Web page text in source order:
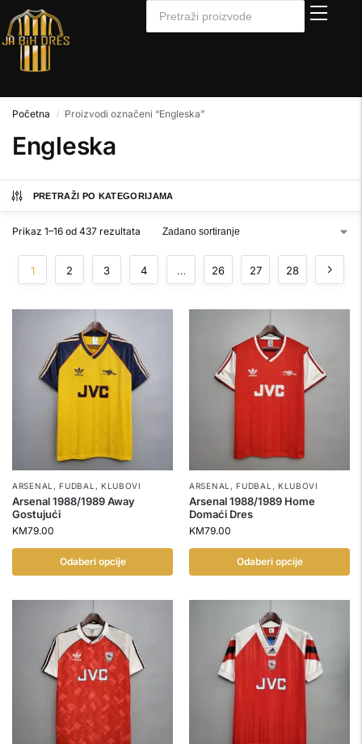
Početna / Proizvodi označeni “Engleska”
Engleska
PRETRAŽI PO KATEGORIJAMA
Prikaz 1–16 od 437 rezultata
1 2 3 4 … 26 27 28
ARSENAL ,FUDBAL , KLUBOVI
Arsenal 1988/1989 Away
Gostujući
KM79.00
Odaberi opcije
ARSENAL ,FUDBAL , KLUBOVI
Arsenal 1988/1989 Home
Domaći Dres
KM79.00
Odaberi opcije